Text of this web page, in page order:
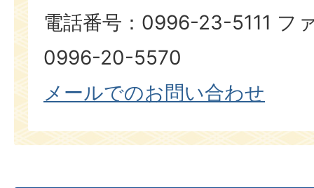
電話番号：0996-23-5111 フ
0996-20-5570
メールでのお問い合わせ